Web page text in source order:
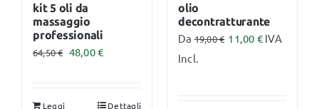
kit 5 oli da
massaggio
professionali
64,50€ Il
48,00€Il
Leggi
Dettagli
olio
decontratturante
Da19,00€ 11,00 €IVA
Incl.